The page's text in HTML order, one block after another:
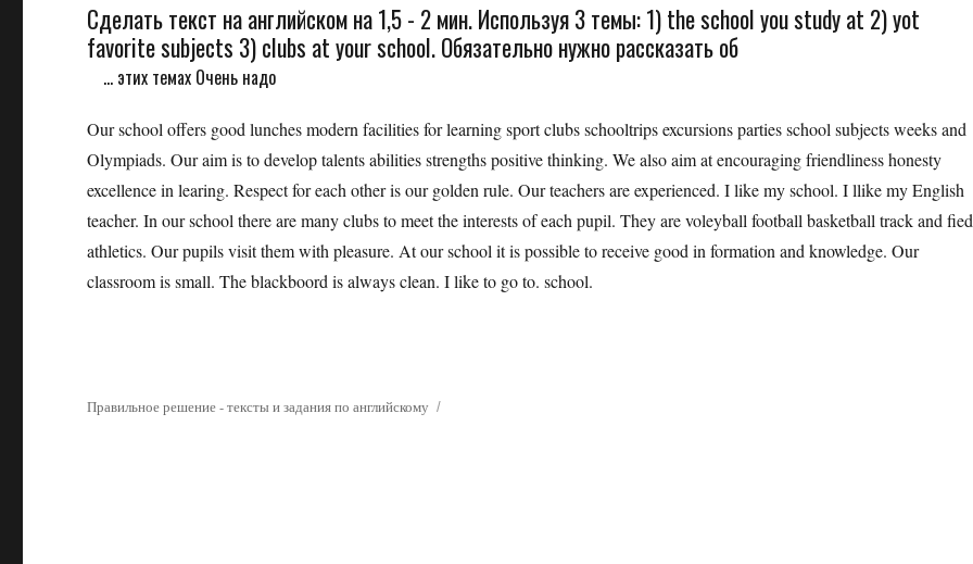
Сделать текст на английском на 1,5 - 2 мин. Используя 3 темы: 1) the school you study at 2) yot
favorite subjects 3) clubs at your school. Обязательно нужно рассказать об
... этих темах Очень надо
Our school offers good lunches modern facilities for learning sport clubs schooltrips excursions parties school subjects weeks and
Olympiads. Our aim is to develop talents abilities strengths positive thinking. We also aim at encouraging friendliness honesty
excellence in learing. Respect for each other is our golden rule. Our teachers are experienced. I like my school. I llike my English
teacher. In our school there are many clubs to meet the interests of each pupil. They are voleyball football basketball track and fied
athletics. Our pupils visit them with pleasure. At our school it is possible to receive good in formation and knowledge. Our
classroom is small. The blackboord is always clean. I like to go to. school.
Правильное решение - тексты и задания по английскому